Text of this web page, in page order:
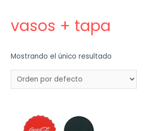
vasos + tapa
Mostrando el único resultado